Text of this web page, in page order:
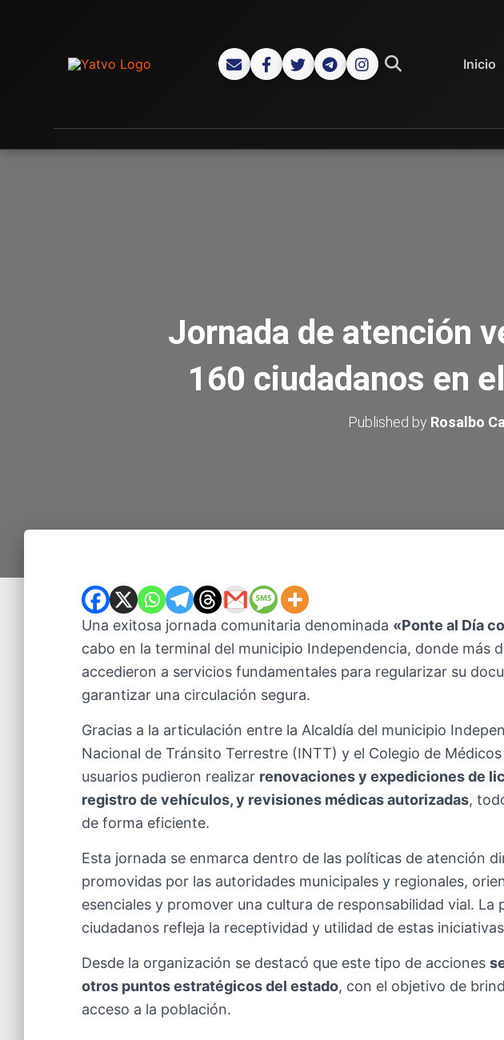
Inicio
Jornada de atención
160 ciudadanos en
Published by Rosalbo
Una exitosa jornada comunitaria denominada «Ponte al Día
cabo en la terminal del municipio Independencia, donde más
accedieron a servicios fundamentales para regularizar su
garantizar una circulación segura.
Gracias a la articulación entre la Alcaldía del municipio
Nacional de Tránsito Terrestre (INTT) y el Colegio de
usuarios pudieron realizar renovaciones y expediciones de
registro de vehículos, y revisiones médicas autorizadas,
de forma eficiente.
Esta jornada se enmarca dentro de las políticas de atención
promovidas por las autoridades municipales y regionales,
esenciales y promover una cultura de responsabilidad vial.
ciudadanos refleja la receptividad y utilidad de estas
Desde la organización se destacó que este tipo de acciones
otros puntos estratégicos del estado, con el objetivo de
acceso a la población.